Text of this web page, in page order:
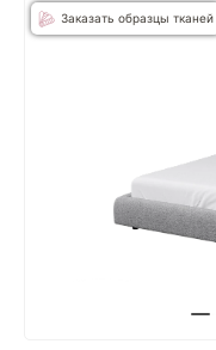
Заказать образцы тканей